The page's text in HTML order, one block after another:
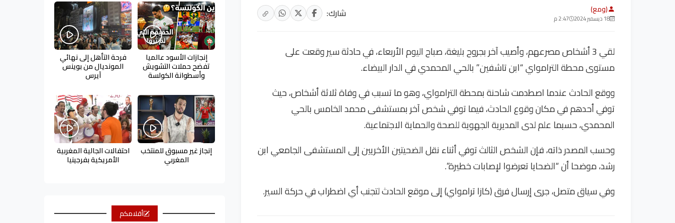
(ومع)
18 ديسمبر 2024 2:47 م شارك:
لقي 3 أشخاص مصرعهم، وأصيب آخر بجروح بليغة، صباح اليوم الأربعاء، في حادثة سير وقعت على
مستوى محطة الترامواي “ابن تاشفين” بالحي المحمدي في الدار البيضاء.
ووقع الحادث عندما اصطدمت شاحنة بمحطة الترامواي، وهو ما تسبب في وفاة ثلاثة أشخاص، حيث
توفي أحدهم في مكان وقوع الحادث، فيما توفي شخص آخر بمستشفى محمد الخامس بالحي
المحمدي، حسبما علم لدى المديرية الجهوية للصحة والحماية الاجتماعية.
وحسب المصدر ذاته، فإن الشخص الثالث توفي أثناء نقل الضحيتين الأخريين إلى المستشفى الجامعي ابن
رشد، موضحا أن “الضحايا تعرضوا لإصابات خطيرة”.
وفي سياق متصل، جرى إرسال فرق (كازا ترامواي) إلى موقع الحادث لتجنب أي اضطراب في حركة السير.
إنجازات الأسود عالميا
تفضح حملات التشويش
وأسطوانة الكولسة
فرحة التأهل إلى نهائي
المونديال من بوينس
آيرس
إنجاز غير مسبوق للمنتخب
المغربي
احتفالات الجالية المغربية
الأمريكية بفرجينيا
أقلامكم